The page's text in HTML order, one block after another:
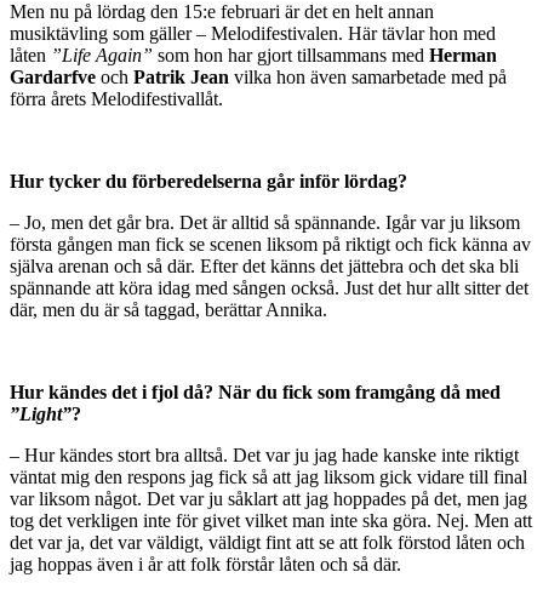
Men nu på lördag den 15:e februari är det en helt annan
musiktävling som gäller – Melodifestivalen. Här tävlar hon med
låten ”Life Again” som hon har gjort tillsammans med Herman
Gardarfve och Patrik Jean vilka hon även samarbetade med på
förra årets Melodifestivallåt.
Hur tycker du förberedelserna går inför lördag?
– Jo, men det går bra. Det är alltid så spännande. Igår var ju liksom
första gången man fick se scenen liksom på riktigt och fick känna av
själva arenan och så där. Efter det känns det jättebra och det ska bli
spännande att köra idag med sången också. Just det hur allt sitter det
där, men du är så taggad, berättar Annika.
Hur kändes det i fjol då? När du fick som framgång då med
”Light”?
– Hur kändes stort bra alltså. Det var ju jag hade kanske inte riktigt
väntat mig den respons jag fick så att jag liksom gick vidare till final
var liksom något. Det var ju såklart att jag hoppades på det, men jag
tog det verkligen inte för givet vilket man inte ska göra. Nej. Men att
det var ja, det var väldigt, väldigt fint att se att folk förstod låten och
jag hoppas även i år att folk förstår låten och så där.